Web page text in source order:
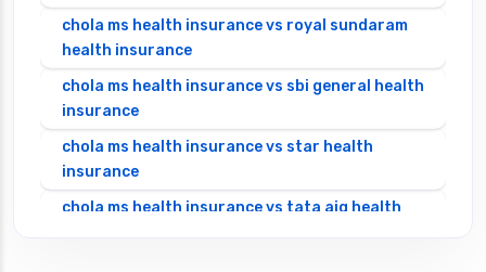
chola ms health insurance vs royal sundaram
health insurance
chola ms health insurance vs sbi general health
insurance
chola ms health insurance vs star health
insurance
chola ms health insurance vs tata aig health